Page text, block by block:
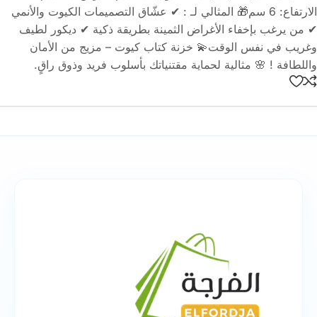
الارتفاع: 6 سم🎁 المثالي لـ : ✔ عشّاق التصميمات الكيوت والأنمي
✔ من يرغب بإخفاء الأغراض الثمينة بطريقة ذكية ✔ ديكور لطيف
وغريب في نفس الوقت💫 خزنة كتاب كيوت – مزيج من الأمان
واللطافة ! 🌸 مثالية لحماية مقتنياتك بأسلوب فريد وذوق راقٍ.